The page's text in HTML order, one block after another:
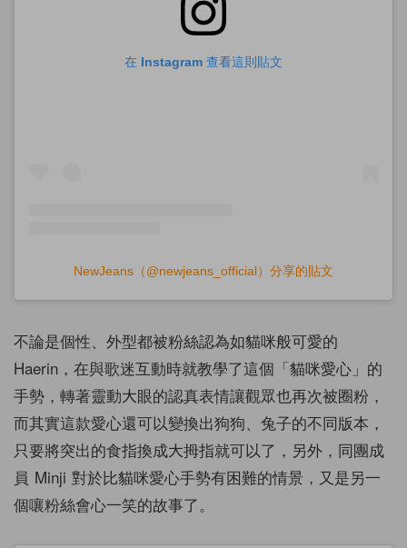
在 Instagram 查看這則貼文
NewJeans（@newjeans_official）分享的貼文
不論是個性、外型都被粉絲認為如貓咪般可愛的
Haerin，在與歌迷互動時就教學了這個「貓咪愛心」的
手勢，轉著靈動大眼的認真表情讓觀眾也再次被圈粉，
而其實這款愛心還可以變換出狗狗、兔子的不同版本，
只要將突出的食指換成大拇指就可以了，另外，同團成
員 Minji 對於比貓咪愛心手勢有困難的情景，又是另一
個嚷粉絲會心一笑的故事了。